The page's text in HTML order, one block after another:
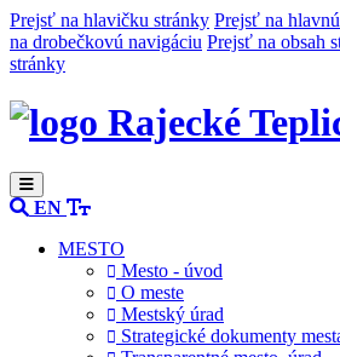
Prejsť na hlavičku stránky Prejsť na
na drobečkovú navigáciu Prejsť na obsah
stránky
Rajecké
EN
MESTO
Mesto - úvod
O meste
Mestský úrad
Strategické dokumenty